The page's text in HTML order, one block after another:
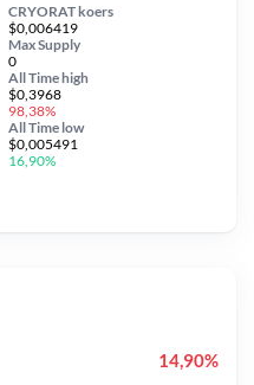
CRYORAT koers
$0,006419
Max Supply
0
All Timehigh
$0,3968
98,38%
All Time low
$0,005491
16,90%
14,90%